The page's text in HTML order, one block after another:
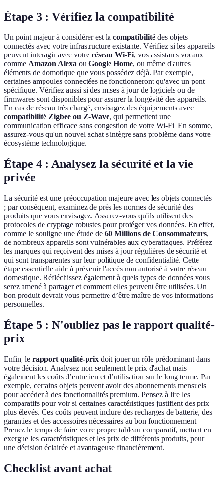
Étape 3 : Vérifiez la compatibilité
Un point majeur à considérer est la compatibilité des objets
connectés avec votre infrastructure existante. Vérifiez si les appareils
peuvent interagir avec votre réseau Wi-Fi, vos assistants vocaux
comme Amazon Alexa ou Google Home, ou même d'autres
éléments de domotique que vous possédez déjà. Par exemple,
certaines ampoules connectées ne fonctionneront qu'avec un pont
spécifique. Vérifiez aussi si des mises à jour de logiciels ou de
firmwares sont disponibles pour assurer la longévité des appareils.
En cas de réseau très chargé, envisagez des équipements avec
compatibilité Zigbee ou Z-Wave, qui permettent une
communication efficace sans congestion de votre Wi-Fi. En somme,
assurez-vous qu'un nouvel achat s'intègre sans problème dans votre
écosystème technologique.
Étape 4 : Analysez la sécurité et la vie
privée
La sécurité est une préoccupation majeure avec les objets connectés
; par conséquent, examinez de près les normes de sécurité des
produits que vous envisagez. Assurez-vous qu'ils utilisent des
protocoles de cryptage robustes pour protéger vos données. En effet,
comme le souligne une étude de 60 Millions de Consommateurs,
de nombreux appareils sont vulnérables aux cyberattaques. Préférez
les marques qui reçoivent des mises à jour régulières de sécurité et
qui sont transparentes sur leur politique de confidentialité. Cette
étape essentielle aide à prévenir l'accès non autorisé à votre réseau
domestique. Réfléchissez également à quels types de données vous
serez amené à partager et comment elles peuvent être utilisées. Un
bon produit devrait vous permettre d’être maître de vos informations
personnelles.
Étape 5 : N'oubliez pas le rapport qualité-
prix
Enfin, le rapport qualité-prix doit jouer un rôle prédominant dans
votre décision. Analysez non seulement le prix d'achat mais
également les coûts d’entretien et d’utilisation sur le long terme. Par
exemple, certains objets peuvent avoir des abonnements mensuels
pour accéder à des fonctionnalités premium. Pensez à lire les
comparatifs pour voir si certaines caractéristiques justifient des prix
plus élevés. Ces coûts peuvent inclure des recharges de batterie, des
garanties et des accessoires nécessaires au bon fonctionnement.
Prenez le temps de faire votre propre tableau comparatif, mettant en
exergue les caractéristiques et les prix de différents produits, pour
une décision éclairée et avantageuse financièrement.
Checklist avant achat